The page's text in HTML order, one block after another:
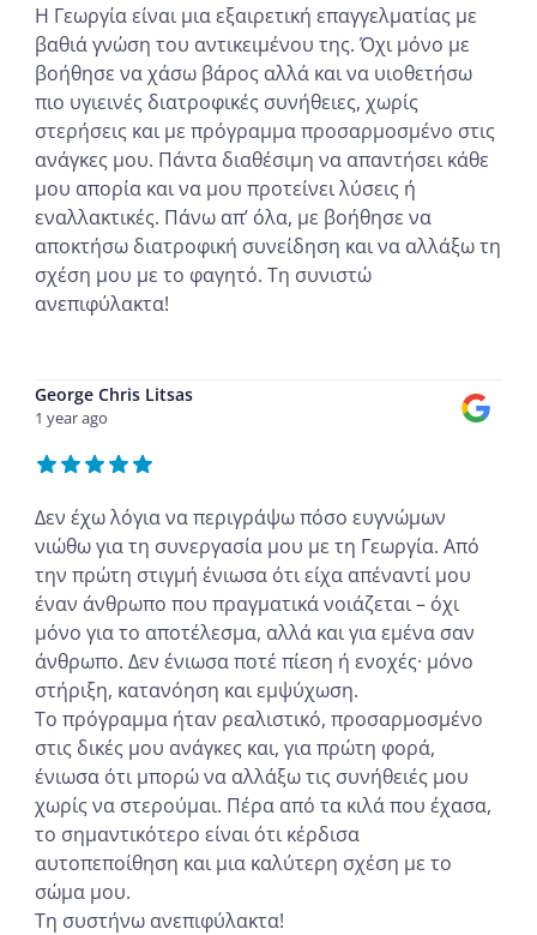
Η Γεωργία είναι μια εξαιρετική επαγγελματίας με
βαθιά γνώση του αντικειμένου της. Όχι μόνο με
βοήθησε να χάσω βάρος αλλά και να υιοθετήσω
πιο υγιεινές διατροφικές συνήθειες, χωρίς
στερήσεις και με πρόγραμμα προσαρμοσμένο στις
ανάγκες μου. Πάντα διαθέσιμη να απαντήσει κάθε
μου απορία και να μου προτείνει λύσεις ή
εναλλακτικές. Πάνω απ’ όλα, με βοήθησε να
αποκτήσω διατροφική συνείδηση και να αλλάξω τη
σχέση μου με το φαγητό. Τη συνιστώ
ανεπιφύλακτα!
George Chris Litsas
1 year ago
Δεν έχω λόγια να περιγράψω πόσο ευγνώμων
νιώθω για τη συνεργασία μου με τη Γεωργία. Από
την πρώτη στιγμή ένιωσα ότι είχα απέναντί μου
έναν άνθρωπο που πραγματικά νοιάζεται – όχι
μόνο για το αποτέλεσμα, αλλά και για εμένα σαν
άνθρωπο. Δεν ένιωσα ποτέ πίεση ή ενοχές· μόνο
στήριξη, κατανόηση και εμψύχωση.
Το πρόγραμμα ήταν ρεαλιστικό, προσαρμοσμένο
στις δικές μου ανάγκες και, για πρώτη φορά,
ένιωσα ότι μπορώ να αλλάξω τις συνήθειές μου
χωρίς να στερούμαι. Πέρα από τα κιλά που έχασα,
το σημαντικότερο είναι ότι κέρδισα
αυτοπεποίθηση και μια καλύτερη σχέση με το
σώμα μου.
Τη συστήνω ανεπιφύλακτα!